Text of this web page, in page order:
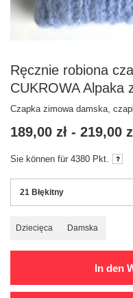
Ręcznie robiona
CUKROWA Alpaka
Czapka zimowa damska,
21 Błękitny
Dziecięca Damska
189,00 zł - 219,00
Sie können für 4380 Pkt.
In den